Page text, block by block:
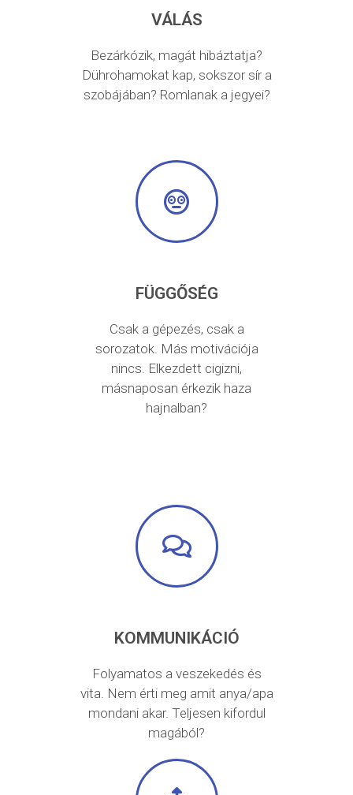
VÁLÁS
Bezárkózik, magát hibáztatja?
Dührohamokat kap, sokszor sír a
szobájában? Romlanak a jegyei?
FÜGGŐSÉG
Csak a gépezés, csak a
sorozatok. Más motivációja
nincs. Elkezdett cigizni,
másnaposan érkezik haza
hajnalban?
KOMMUNIKÁCIÓ
Folyamatos a veszekedés és
vita. Nem érti meg amit anya/apa
mondani akar. Teljesen kifordul
magából?